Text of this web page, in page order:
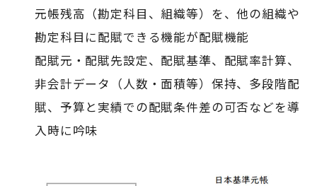
元帳残高（勘定科目、組織等）を、他の組織や
勘定科目に配賦できる機能が配賦機能
配賦元・配賦先設定、配賦基準、配賦率計算、
非会計データ（人数・面積等）保持、多段階配
賦、予算と実績での配賦条件差の可否などを導
入時に吟味